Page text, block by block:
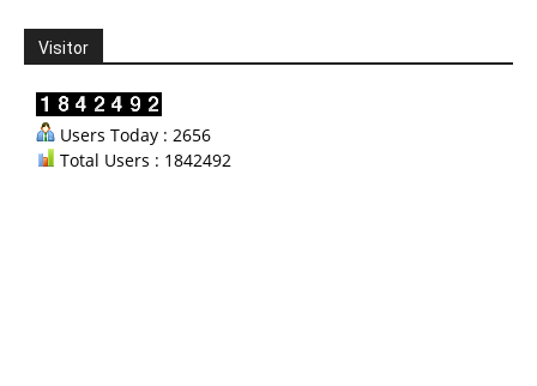
Visitor
Users Today : 2656
Total Users : 1842492